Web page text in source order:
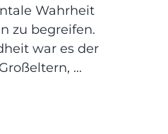
Wahrheit
zu begreifen.
war es der
...